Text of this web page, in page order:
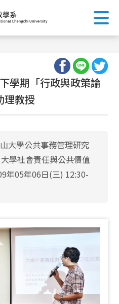
學期「行政與政策論
理教授
大學公共事務管理研究
學社會責任與公共價值
年05年06日(三) 12:30-